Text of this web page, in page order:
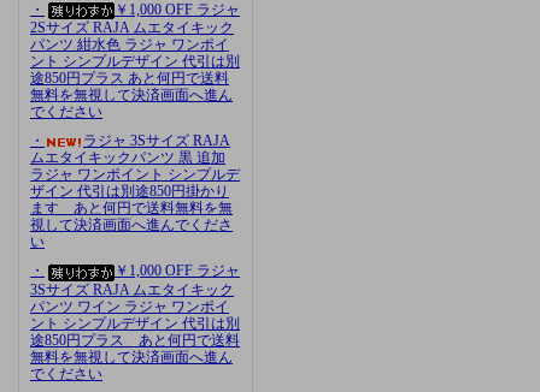
・
￥1,000 OFF ラジャ
2Sサイズ RAJA ムエタイキック
パンツ 紺水色 ラジャ ワンポイ
ント シンプルデザイン 代引は別
途850円プラス あと何円で送料
無料を無視して決済画面へ進ん
でください
・
ラジャ 3Sサイズ RAJA
ムエタイキックパンツ 黒 追加
ラジャ ワンポイント シンプルデ
ザイン 代引は別途850円掛かり
ます あと何円で送料無料を無
視して決済画面へ進んでくださ
い
・
￥1,000 OFF ラジャ
3Sサイズ RAJA ムエタイキック
パンツ ワイン ラジャ ワンポイ
ント シンプルデザイン 代引は別
途850円プラス あと何円で送料
無料を無視して決済画面へ進ん
でください